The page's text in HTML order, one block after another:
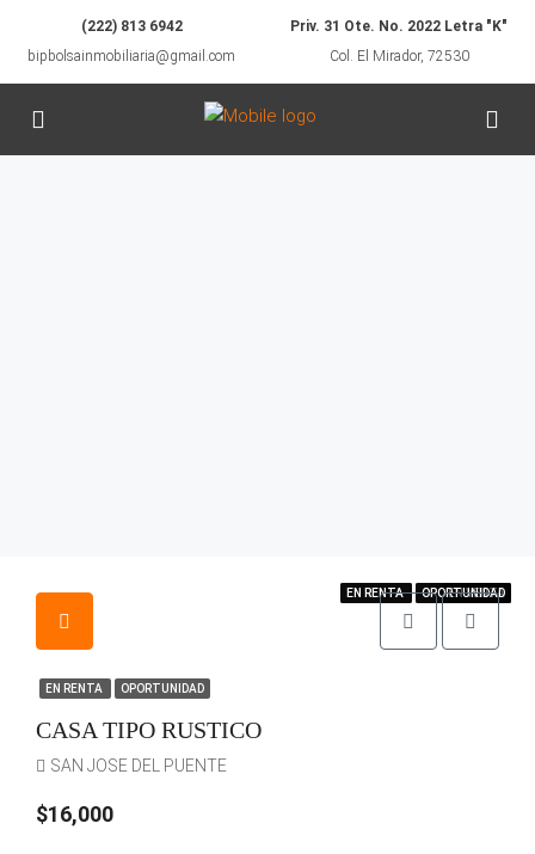
(222) 813 6942
bipbolsainmobiliaria@gmail.com
Priv. 31 Ote. No. 2022 Letra "K"
Col. El Mirador, 72530
EN RENTA OPORTUNIDAD
CASA TIPO RUSTICO
SAN JOSE DEL PUENTE
$16,000
EN VENTA OPORTUNIDAD
EN RENTA OPORTUNIDAD
EN VENTA
EN RENTA OPORTUNIDAD